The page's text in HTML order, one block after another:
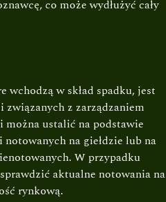
co może wydłużyć cały
w skład spadku, jest
z zarządzaniem
ustalić na podstawie
na giełdzie lub na
W przypadku
aktualne notowania na
rynkową.